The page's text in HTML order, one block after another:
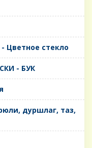
Цветное стекло
- БУК
дуршлаг, таз,